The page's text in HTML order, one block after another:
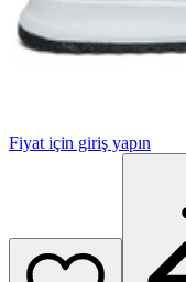
Fiyat için giriş yapın